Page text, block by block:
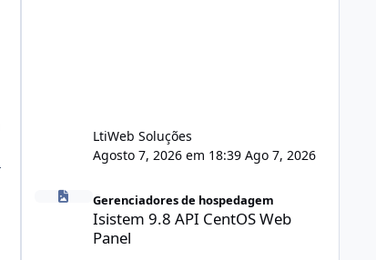
LtiWeb Soluções
Agosto 7, 2026 em 18:39 Ago 7, 2026
Isistem 9.8 API CentOS Web Panel
Gerenciadores de hospedagem
Isistem 9.8 API CentOS Web
Panel